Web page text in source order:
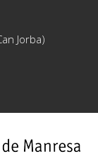
Jorba)